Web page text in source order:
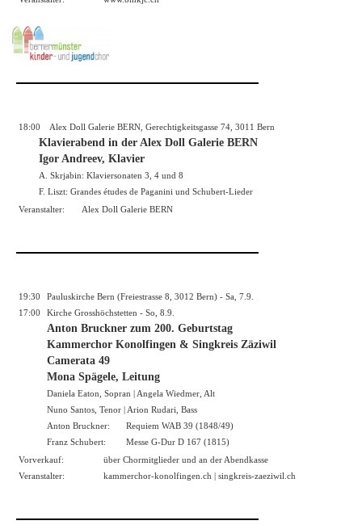
18:00 Alex Doll Galerie BERN, Gerechtigkeitsgasse 74, 3011 Bern
Klavierabend in der Alex Doll Galerie BERN
Igor Andreev, Klavier
A. Skrjabin: Klaviersonaten 3, 4 und 8
F. Liszt: Grandes études de Paganini und Schubert-Lieder
Veranstalter:
Alex Doll Galerie BERN
19:30
Pauluskirche Bern (Freiestrasse 8, 3012 Bern) - Sa, 7.9.
17:00
Kirche Grosshöchstetten - So, 8.9.
Anton Bruckner zum 200. Geburtstag
Kammerchor Konolfingen & Singkreis Zäziwil
Camerata 49
Mona Spägele, Leitung
Daniela Eaton, Sopran | Angela Wiedmer, Alt
Nuno Santos, Tenor | Arion Rudari, Bass
Anton Bruckner:
Requiem WAB 39 (1848/49)
Franz Schubert:
Messe G-Dur D 167 (1815)
Vorverkauf:
über Chormitglieder und an der Abendkasse
Veranstalter:
kammerchor-konolfingen.ch | singkreis-zaeziwil.ch